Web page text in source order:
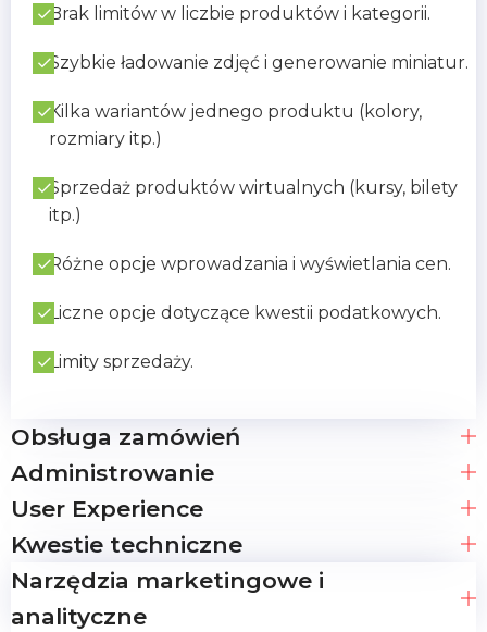
Brak limitów w liczbie produktów i kategorii.
Szybkie ładowanie zdjęć i generowanie miniatur.
Kilka wariantów jednego produktu (kolory,
rozmiary itp.)
Sprzedaż produktów wirtualnych (kursy, bilety
itp.)
Różne opcje wprowadzania i wyświetlania cen.
Liczne opcje dotyczące kwestii podatkowych.
Limity sprzedaży.
Obsługa zamówień
Administrowanie
User Experience
Kwestie techniczne
Narzędzia marketingowe i
analityczne